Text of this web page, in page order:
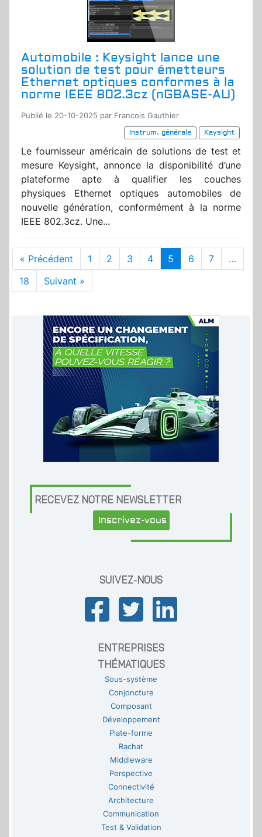
Automobile : Keysight lance une
solution de test pour émetteurs
Ethernet optiques conformes à la
norme IEEE 802.3cz (nGBASE-AU)
Publié le 20-10-2025 par Francois Gauthier
Instrum. générale
Keysight
Le fournisseur américain de solutions de test et
mesure Keysight, annonce la disponibilité d’une
plateforme apte à qualifier les couches
physiques Ethernet optiques automobiles de
nouvelle génération, conformément à la norme
IEEE 802.3cz. Une...
« Précédent 1 2 3 4 5 6 7
…
18
Suivant »
RECEVEZ NOTRE NEWSLETTER
Inscrivez-vous
SUIVEZ-NOUS
ENTREPRISES
THÉMATIQUES
Sous-système
Conjoncture
Composant
Développement
Plate-forme
Rachat
Middleware
Perspective
Connectivité
Architecture
Communication
Test & Validation